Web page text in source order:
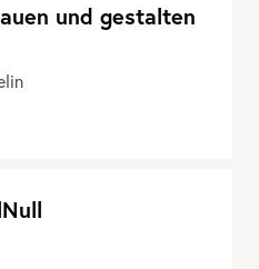
und gestalten